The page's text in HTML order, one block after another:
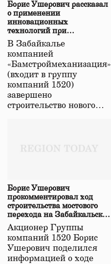
Борис Ушерович рассказал
о применении
инновационных
технологий при
строительстве нового моста
в Забайкалье
В Забайкалье
компанией
«Бамстроймеханизация»
(входит в группу
компаний 1520)
завершено
строительство нового…
Борис Ушерович
прокомментировал ход
строительства мостового
перехода на Забайкальской
железной дороге
Акционер Группы
компаний 1520 Борис
Ушерович поделился
информацией о ходе